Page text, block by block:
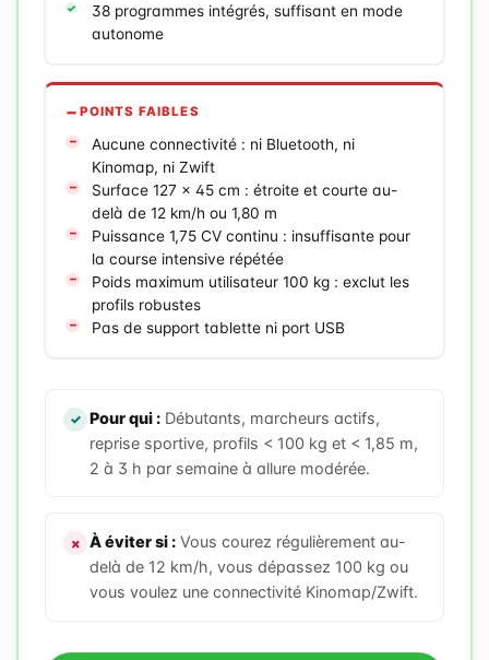
38 programmes intégrés, suffisant en mode
autonome
POINTS FAIBLES
Aucune connectivité : ni Bluetooth, ni
Kinomap, ni Zwift
Surface 127 × 45 cm : étroite et courte au-
delà de 12 km/h ou 1,80 m
Puissance 1,75 CV continu : insuffisante pour
la course intensive répétée
Poids maximum utilisateur 100 kg : exclut les
profils robustes
Pas de support tablette ni port USB
Pour qui : Débutants, marcheurs actifs,
reprise sportive, profils < 100 kg et < 1,85 m,
2 à 3 h par semaine à allure modérée.
À éviter si : Vous courez régulièrement au-
delà de 12 km/h, vous dépassez 100 kg ou
vous voulez une connectivité Kinomap/Zwift.